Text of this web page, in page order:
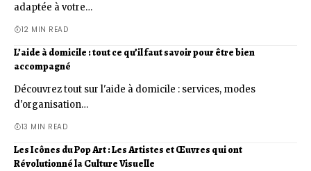
adaptée à votre…
12 MIN READ
L’aide à domicile : tout ce qu’il faut savoir pour être bien
accompagné
Découvrez tout sur l'aide à domicile : services, modes
d'organisation…
13 MIN READ
Les Icônes du Pop Art : Les Artistes et Œuvres qui ont
Révolutionné la Culture Visuelle